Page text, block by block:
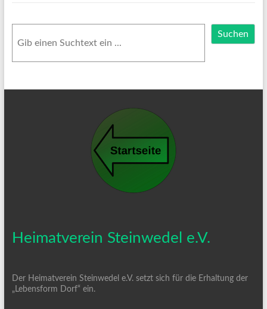
Suchen
Heimatverein Steinwedel e.V.
Der Heimatverein Steinwedel e.V. setzt sich für die Erhaltung der
„Lebensform Dorf“ ein.